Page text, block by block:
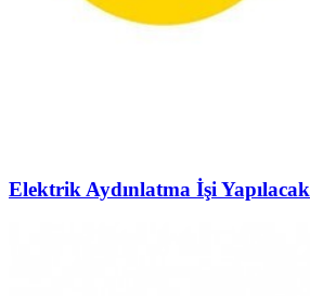
Elektrik Aydınlatma İşi Yapılacak